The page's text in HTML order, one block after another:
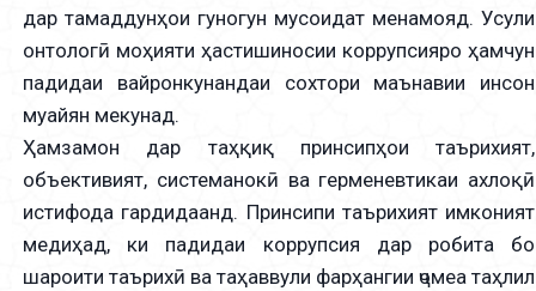
дар тамаддунҳои гуногун мусоидат менамояд. Усули
онтологӣ моҳияти ҳастишиносии коррупсияро ҳамчун
падидаи вайронкунандаи сохтори маънавии инсон
муайян мекунад.
Ҳамзамон дар таҳқиқ принсипҳои таърихият,
объективият, системанокӣ ва герменевтикаи ахлоқӣ
истифода гардидаанд. Принсипи таърихият имконият
медиҳад, ки падидаи коррупсия дар робита бо
шароити таърихӣ ва таҳаввули фарҳангии ҷомеа таҳлил